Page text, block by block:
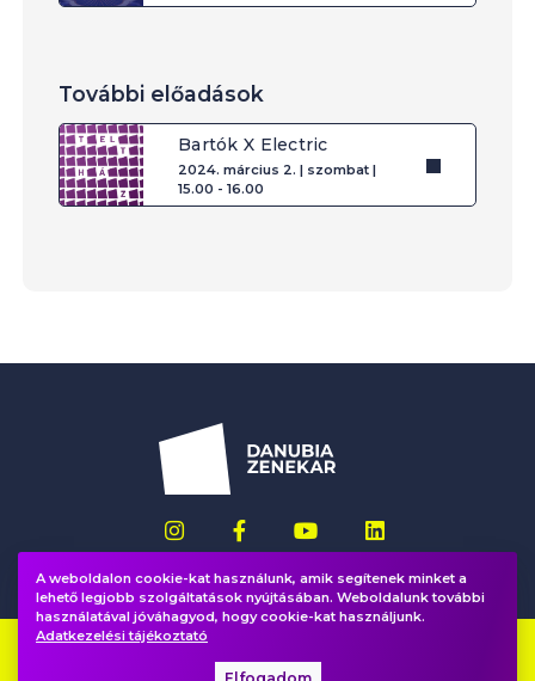
További előadások
Bartók X Electric
2024. március 2. | szombat |
15.00 - 16.00
A weboldalon cookie-kat használunk, amik segítenek minket a
lehető legjobb szolgáltatások nyújtásában. Weboldalunk további
használatával jóváhagyod, hogy cookie-kat használjunk.
Adatkezelési tájékoztató
Elfogadom
Impresszum